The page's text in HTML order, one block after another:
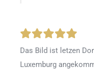
Das Bild ist letzen
Luxemburg